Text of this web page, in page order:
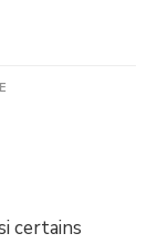
DÉNUÉS
certains